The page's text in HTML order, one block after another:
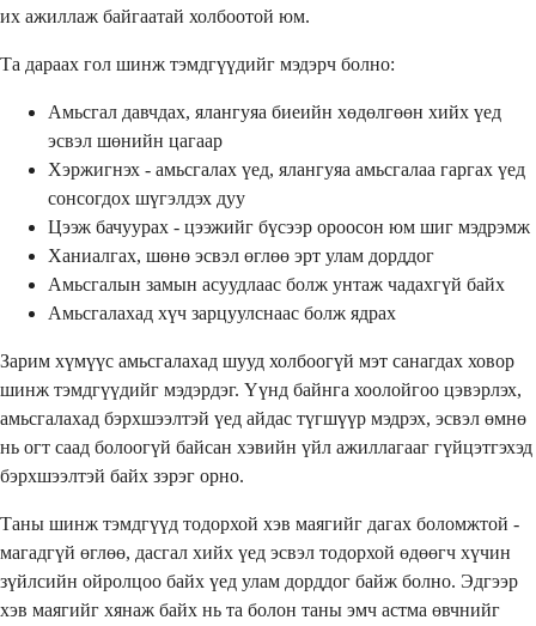
их ажиллаж байгаатай холбоотой юм.
Та дараах гол шинж тэмдгүүдийг мэдэрч болно:
Амьсгал давчдах, ялангуяа биеийн хөдөлгөөн хийх үед
эсвэл шөнийн цагаар
Хэржигнэх - амьсгалах үед, ялангуяа амьсгалаа гаргах үед
сонсогдох шүгэлдэх дуу
Цээж бачуурах - цээжийг бүсээр ороосон юм шиг мэдрэмж
Ханиалгах, шөнө эсвэл өглөө эрт улам дорддог
Амьсгалын замын асуудлаас болж унтаж чадахгүй байх
Амьсгалахад хүч зарцуулснаас болж ядрах
Зарим хүмүүс амьсгалахад шууд холбоогүй мэт санагдах ховор
шинж тэмдгүүдийг мэдэрдэг. Үүнд байнга хоолойгоо цэвэрлэх,
амьсгалахад бэрхшээлтэй үед айдас түгшүүр мэдрэх, эсвэл өмнө
нь огт саад болоогүй байсан хэвийн үйл ажиллагааг гүйцэтгэхэд
бэрхшээлтэй байх зэрэг орно.
Таны шинж тэмдгүүд тодорхой хэв маягийг дагах боломжтой -
магадгүй өглөө, дасгал хийх үед эсвэл тодорхой өдөөгч хүчин
зүйлсийн ойролцоо байх үед улам дорддог байж болно. Эдгээр
хэв маягийг хянаж байх нь та болон таны эмч астма өвчнийг